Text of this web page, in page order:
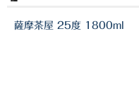
薩摩茶屋 25度 1800ml